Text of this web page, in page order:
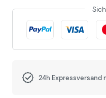
24h Expressversand